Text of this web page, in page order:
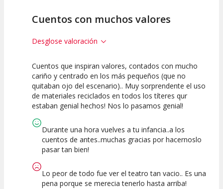
Cuentos con muchos valores
Desglose valoración
10
Calidad del
Espectáculo
10
Puesta en
Escena
10
Interpretación
artística
Cuentos que inspiran valores, contados con mucho
cariño y centrado en los más pequeños (que no
quitaban ojo del escenario).. Muy sorprendente el uso
de materiales reciclados en todos los títeres qur
estaban genial hechos! Nos lo pasamos genial!
Durante una hora vuelves a tu infancia..a los
cuentos de antes..muchas gracias por hacernoslo
pasar tan bien!
Lo peor de todo fue ver el teatro tan vacio.. Es una
pena porque se merecia tenerlo hasta arriba!